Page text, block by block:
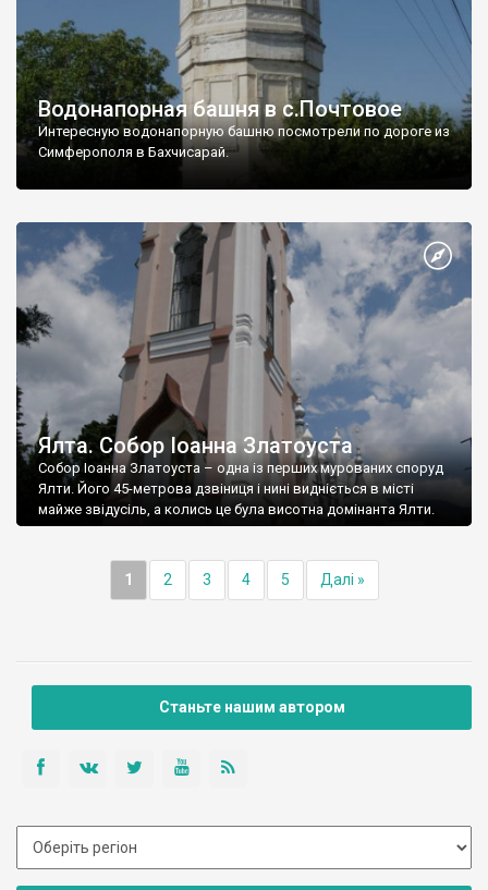
Водонапорная башня в с.Почтовое
Интересную водонапорную башню посмотрели по дороге из
Симферополя в Бахчисарай.
Ялта. Собор Іоанна Златоуста
Собор Іоанна Златоуста – одна із перших мурованих споруд
Ялти. Його 45-метрова дзвіниця і нині видніється в місті
майже звідусіль, а колись це була висотна домінанта Ялти.
1 2 3 4 5 Далі »
Станьте нашим автором